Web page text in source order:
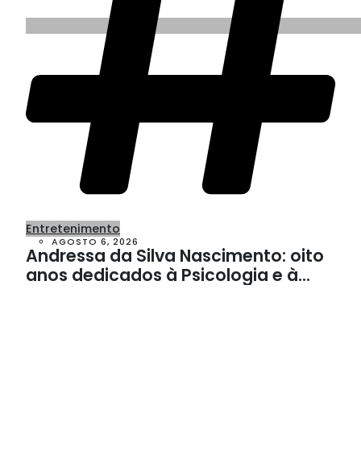
Entretenimento
AGOSTO 6, 2026
Andressa da Silva Nascimento: oito
anos dedicados à Psicologia e à